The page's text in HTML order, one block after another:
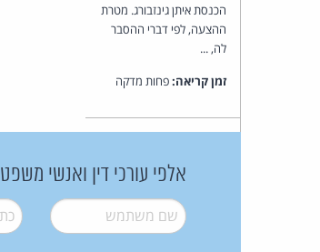
הכנסת איתן גינזבורג. מטרת
ההצעה, לפי דברי ההסבר
לה, ...
זמן קריאה:פחות מדקה
אלפי עורכי דין ואנשי
שם משתמש* דואל